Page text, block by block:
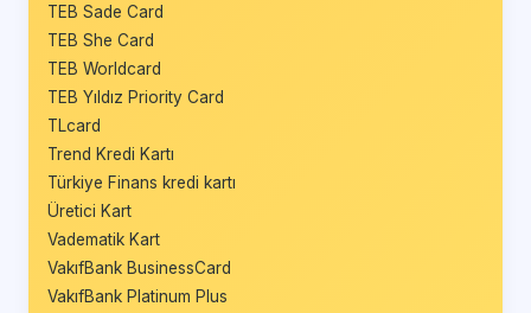
TEB Sade Card
TEB She Card
TEB Worldcard
TEB Yıldız Priority Card
TLcard
Trend Kredi Kartı
Türkiye Finans kredi kartı
Üretici Kart
Vadematik Kart
VakıfBank BusinessCard
VakıfBank Platinum Plus